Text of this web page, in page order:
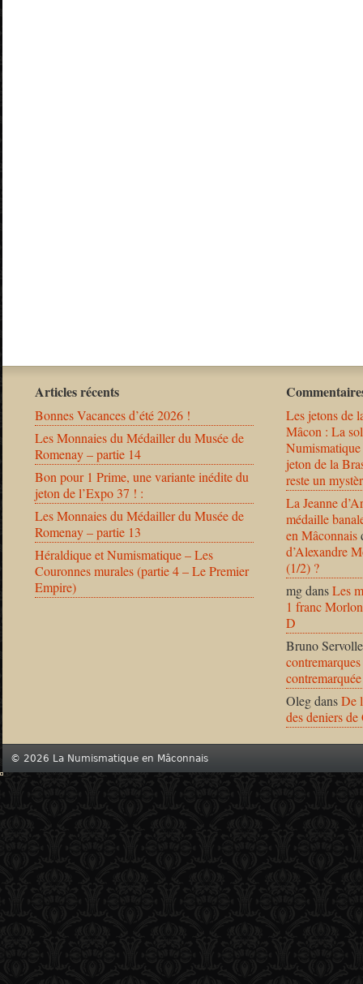
Articles récents
Bonnes Vacances d’été 2026 !
Les Monnaies du Médailler du Musée de
Romenay – partie 14
Bon pour 1 Prime, une variante inédite du
jeton de l’Expo 37 ! :
Les Monnaies du Médailler du Musée de
Romenay – partie 13
Héraldique et Numismatique – Les
Couronnes murales (partie 4 – Le Premier
Empire)
Les jetons de
Mâcon : La
jeton de la
reste un
La Jeanne
médaille
en Mâconnais
d’Alexandre
(1/2) ?
mgdansLes
1 franc
D
Bruno Servolle
OlegdansDe
des deniers
© 2026 La Numismatique en Mâconnais